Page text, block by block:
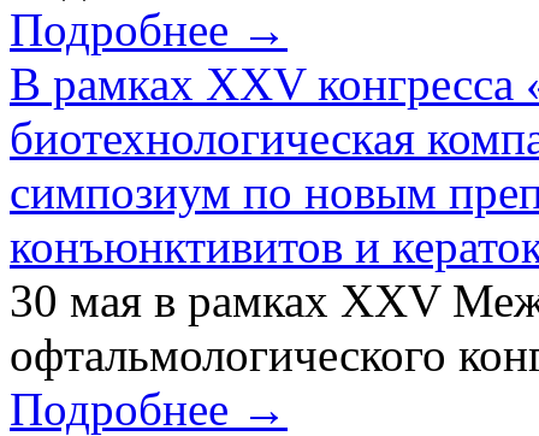
Подробнее →
В рамках XXV конгресса
биотехнологическая
симпозиум по новым
конъюнктивитов и
30 мая в рамках XXV
офтальмологического
Подробнее →